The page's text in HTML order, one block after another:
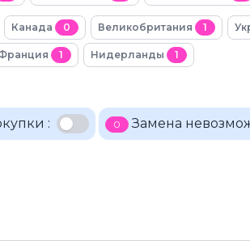
Канада 0 Великобритания 1
1 Нидерланды 1
: 0 Замена